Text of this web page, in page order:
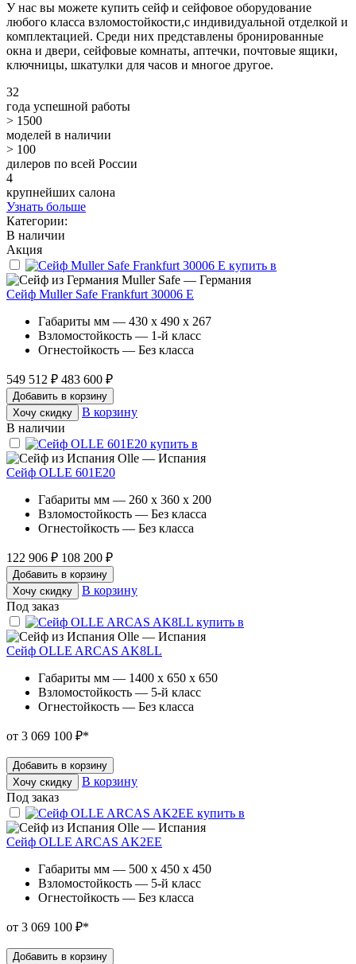
У нас вы можете купить сейф и сейфовое оборудование
любого класса взломостойкости,с индивидуальной отделкой и
комплектацией. Среди них представлены бронированные
окна и двери, сейфовые комнаты, аптечки, почтовые ящики,
ключницы, шкатулки для часов и многое другое.
32
года успешной работы
> 1500
моделей в наличии
> 100
дилеров по всей России
4
крупнейших салона
Узнать больше
Категории:
В наличии
Акция
Muller Safe — Германия
Сейф Muller Safe Frankfurt 30006 E
Габариты мм — 430 x 490 x 267
Взломостойкость — 1-й класс
Огнестойкость — Без класса
549 512 ₽ 483 600 ₽
Добавить в корзину
Хочу скидку
В корзину
В наличии
Olle — Испания
Сейф OLLE 601E20
Габариты мм — 260 x 360 x 200
Взломостойкость — Без класса
Огнестойкость — Без класса
122 906 ₽ 108 200 ₽
Добавить в корзину
Хочу скидку
В корзину
Под заказ
Olle — Испания
Сейф OLLE ARCAS AK8LL
Габариты мм — 1400 x 650 x 650
Взломостойкость — 5-й класс
Огнестойкость — Без класса
от 3 069 100 ₽*
Добавить в корзину
Хочу скидку
В корзину
Под заказ
Olle — Испания
Сейф OLLE ARCAS AK2EE
Габариты мм — 500 x 450 x 450
Взломостойкость — 5-й класс
Огнестойкость — Без класса
от 3 069 100 ₽*
Добавить в корзину